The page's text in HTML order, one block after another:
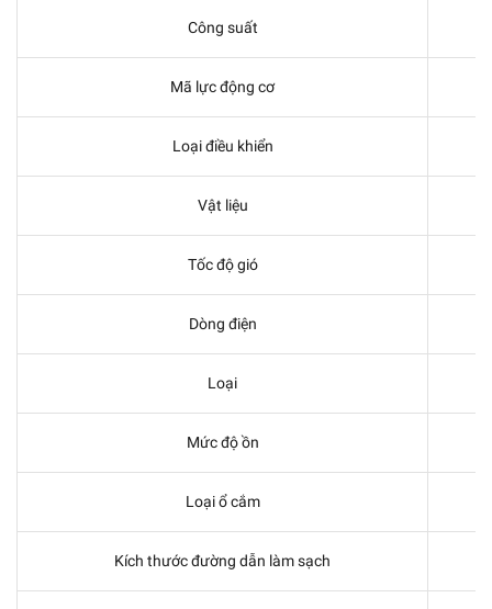
Công suất
Mã lực động cơ
Loại điều khiển
Vật liệu
Tốc độ gió
Dòng điện
Loại
Mức độ ồn
Loại ổ cắm
Kích thước đường dẫn làm sạch